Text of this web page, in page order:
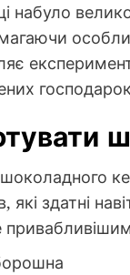
набуло
які здатні